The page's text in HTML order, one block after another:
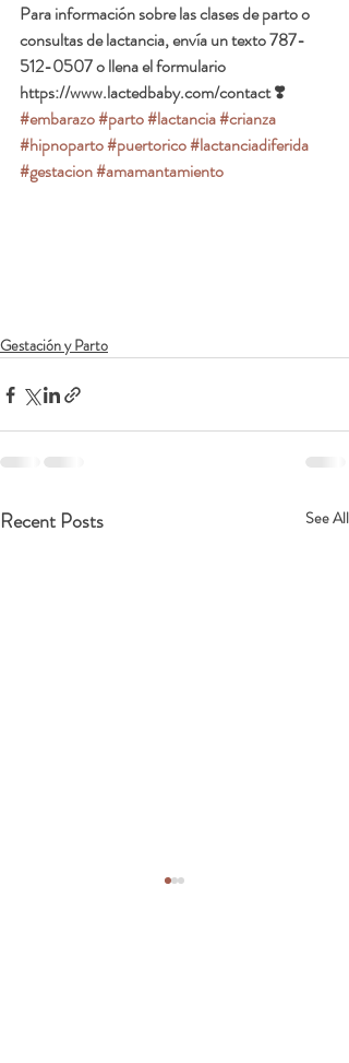
Para información sobre las clases de parto o
consultas de lactancia, envía un texto 787-
512-0507 o llena el formulario
https://www.lactedbaby.com/contact ❣️
#embarazo#parto#lactancia#crianza
#hipnoparto#puertorico#lactanciadiferida
#gestacion#amamantamiento
Gestación y Parto
Recent Posts See All